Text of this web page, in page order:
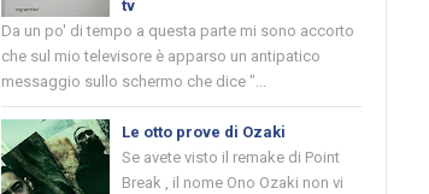
tv
Da un po' di tempo a questa parte mi sono accorto
che sul mio televisore è apparso un antipatico
messaggio sullo schermo che dice "...
Le otto prove di Ozaki
Se avete visto il remake di Point
Break , il nome Ono Ozaki non vi